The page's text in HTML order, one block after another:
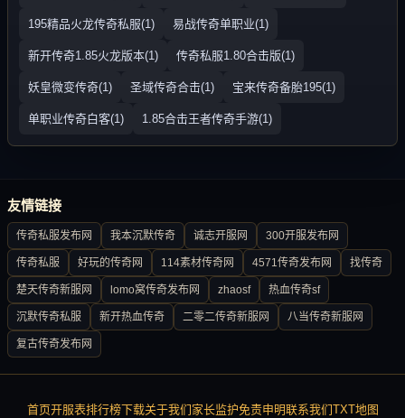
195精品火龙传奇私服(1) 易战传奇单职业(1)
新开传奇1.85火龙版本(1) 传奇私服1.80合击版(1)
妖皇微变传奇(1) 圣域传奇合击(1) 宝来传奇备胎195(1)
单职业传奇白客(1) 1.85合击王者传奇手游(1)
友情链接
传奇私服发布网 我本沉默传奇 诚志开服网 300开服发布网
传奇私服 好玩的传奇网 114素材传奇网 4571传奇发布网 找传奇
楚天传奇新服网 lomo窝传奇发布网 zhaosf 热血传奇sf
沉默传奇私服 新开热血传奇 二零二传奇新服网 八当传奇新服网
复古传奇发布网
首页开服表排行榜下载关于我们 家长监护免责申明联系我们TXT地图